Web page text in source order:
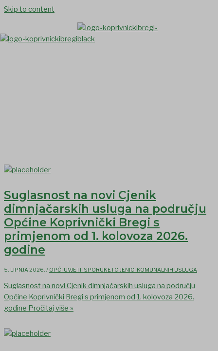
Skip to content
Suglasnost na novi Cjenik
dimnjačarskih usluga na području
Općine Koprivnički Bregi s
primjenom od 1. kolovoza 2026.
godine
5. LIPNJA 2026. / OPĆI UVJETI ISPORUKE I CIJENICI KOMUNALNIH USLUGA
Suglasnost na novi Cjenik dimnjačarskih usluga na području
Općine Koprivnički Bregi s primjenom od 1. kolovoza 2026.
godine Pročitaj više »